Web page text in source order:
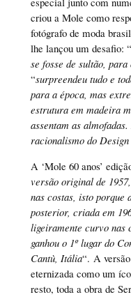
criou a Mole como
fotógrafo de moda
lhe lançou um desafio: “
se fosse de sultão,
“surpreendeu tudo e
para a época, mas
estrutura em madeira
assentam as
racionalismo do
A ‘Mole 60 anos’
versão original de
nas costas, isto porque
posterior, criada em
ligeiramente curvo nas
ganhou o 1º lugar do
Cantù, Itália“. A
eternizada como um
resto, toda a obra de